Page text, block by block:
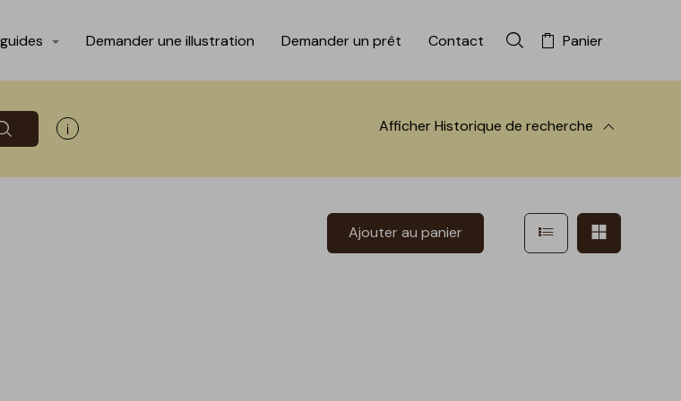
Demander une illustration Demander un prêt Contact Rechercher dans la
Panier
Afficher les informations d'aide à la recherche AfficherHistorique de recherche
Ajouter au panier Afficher en mode